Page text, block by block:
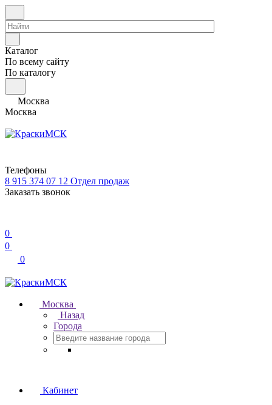
Каталог
По всему сайту
По каталогу
Москва
Москва
Телефоны
8 915 374 07 12 Отдел продаж
Заказать звонок
0
0
0
Москва
Назад
Города
Кабинет